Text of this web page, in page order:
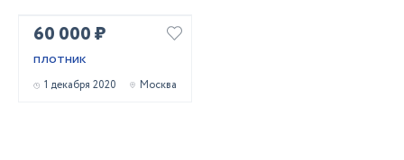
60 000 ₽
плотник
1 декабря 2020 Москва